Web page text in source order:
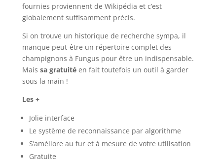
fournies proviennent de Wikipédia et c’est
globalement suffisamment précis.
Si on trouve un historique de recherche sympa, il
manque peut-être un répertoire complet des
champignons à Fungus pour être un indispensable.
Mais sa gratuitéen fait toutefois un outil à garder
sous la main !
Les +
Jolie interface
Le système de reconnaissance par algorithme
S’améliore au fur et à mesure de votre utilisation
Gratuite